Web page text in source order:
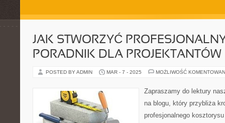
JAK STWORZYĆ
PORADNIK DLA PROJEKTANTÓW
POSTED BY ADMIN MAR - 7 - 2025 MOŻLIWOŚĆ
Zapraszamy do lektury
na blogu, który przybliża
profesjonalnego